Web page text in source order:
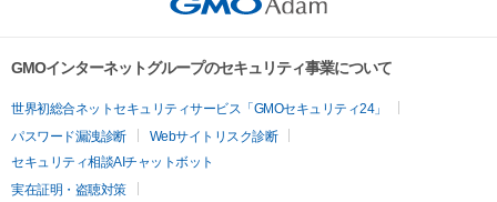
GMOインターネットグループのセキュリティ事業について
世界初総合ネットセキュリティサービス「GMOセキュリティ24」
パスワード漏洩診断
Webサイトリスク診断
セキュリティ相談AIチャットボット
実在証明・盗聴対策